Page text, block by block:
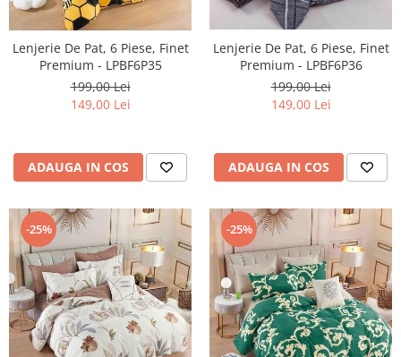
Lenjerie De Pat, 6 Piese, Finet
Premium - LPBF6P35
199,00 Lei
149,00 Lei
ADAUGA IN COS
Lenjerie De Pat, 6 Piese, Finet
Premium - LPBF6P36
199,00 Lei
149,00 Lei
ADAUGA IN COS
-25% -25%